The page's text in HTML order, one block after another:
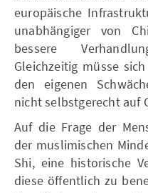
europäische
unabhängiger von
bessere
Gleichzeitig müsse
den eigenen
nicht selbstgerecht auf
Auf die Frage der
der muslimischen
Shi, eine historische
diese öffentlich zu